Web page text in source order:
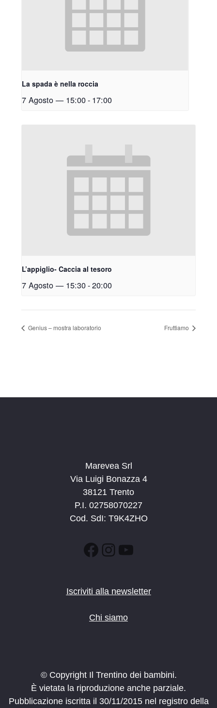
La spada è nella roccia
7 Agosto — 15:00- 17:00
L’appiglio- Caccia al tesoro
7 Agosto — 15:30-20:00
Genius – mostra laboratorio Fruttiamo
Marevea Srl
Via Luigi Bonazza 4
38121 Trento
P.I. 02758070227
Cod. SdI: T9K4ZHO
Facebook
Instagram
YouTube
Iscriviti alla newsletter
Chi siamo
© Copyright Il Trentino dei bambini.
È vietata la riproduzione anche parziale.
Pubblicazione iscritta il 30/11/2015 nel registro della